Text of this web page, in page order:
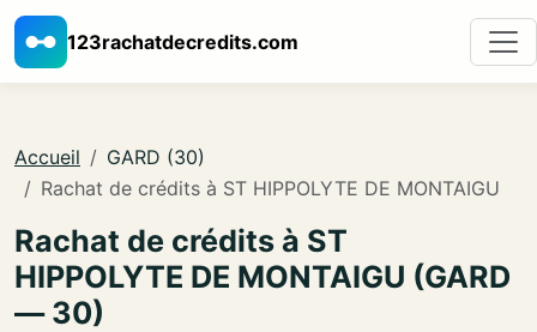
123rachatdecredits.com
Accueil
GARD (30)
Rachat de crédits à ST HIPPOLYTE DE MONTAIGU
Rachat de crédits à ST
HIPPOLYTE DE MONTAIGU (GARD
— 30)